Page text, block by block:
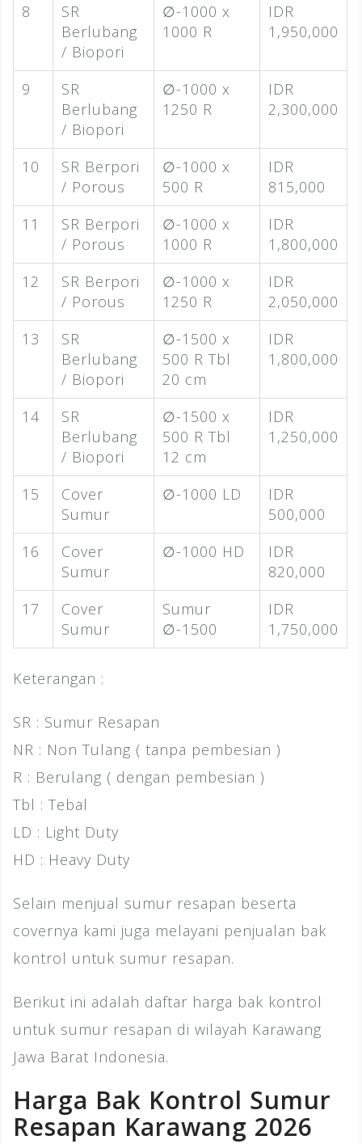
8
SR
Berlubang
/ Biopori
∅-1000 x
1000 R
IDR
1,950,000
9
SR
Berlubang
/ Biopori
∅-1000 x
1250 R
IDR
2,300,000
10
SR Berpori
/ Porous
∅-1000 x
500 R
IDR
815,000
11
SR Berpori
/ Porous
∅-1000 x
1000 R
IDR
1,800,000
12
SR Berpori
/ Porous
∅-1000 x
1250 R
IDR
2,050,000
13
SR
Berlubang
/ Biopori
∅-1500 x
500 R Tbl
20 cm
IDR
1,800,000
14
SR
Berlubang
/ Biopori
∅-1500 x
500 R Tbl
12 cm
IDR
1,250,000
15
Cover
Sumur
∅-1000 LD
IDR
500,000
16
Cover
Sumur
∅-1000 HD
IDR
820,000
17
Cover
Sumur
Sumur
∅-1500
IDR
1,750,000
Keterangan :
SR : Sumur Resapan
NR : Non Tulang ( tanpa pembesian )
R : Berulang ( dengan pembesian )
Tbl : Tebal
LD : Light Duty
HD : Heavy Duty
Selain menjual sumur resapan beserta
covernya kami juga melayani penjualan bak
kontrol untuk sumur resapan.
Berikut ini adalah daftar harga bak kontrol
untuk sumur resapan di wilayah Karawang
Jawa Barat Indonesia.
Harga Bak Kontrol Sumur
Resapan Karawang 2026